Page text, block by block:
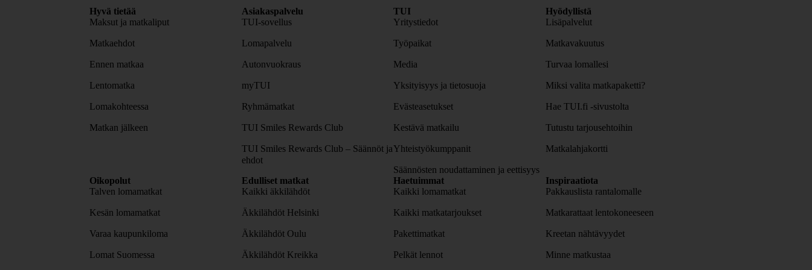
Hyvä tietää
Maksut ja matkaliput
Matkaehdot
Ennen matkaa
Lentomatka
Lomakohteessa
Matkan jälkeen
Asiakaspalvelu
TUI-sovellus
Lomapalvelu
Autonvuokraus
myTUI
Ryhmämatkat
TUI Smiles Rewards Club
TUI Smiles Rewards Club – Säännöt ja
ehdot
TUI
Yritystiedot
Työpaikat
Media
Yksityisyys ja tietosuoja
Evästeasetukset
Kestävä matkailu
Yhteistyökumppanit
Säännösten noudattaminen ja eettisyys
Hyödyllistä
Lisäpalvelut
Matkavakuutus
Turvaa lomallesi
Miksi valita matkapaketti?
Hae TUI.fi -sivustolta
Tutustu tarjousehtoihin
Matkalahjakortti
Oikopolut
Talven lomamatkat
Kesän lomamatkat
Varaa kaupunkiloma
Lomat Suomessa
Edulliset matkat
Kaikki äkkilähdöt
Äkkilähdöt Helsinki
Äkkilähdöt Oulu
Äkkilähdöt Kreikka
Haetuimmat
Kaikki lomamatkat
Kaikki matkatarjoukset
Pakettimatkat
Pelkät lennot
Inspiraatiota
Pakkauslista rantalomalle
Matkarattaat lentokoneeseen
Kreetan nähtävyydet
Minne matkustaa